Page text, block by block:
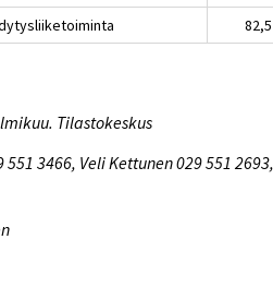
82,5
Tilastokeskus
3466, Veli Kettunen 029 551 2693,